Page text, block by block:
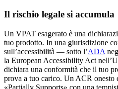
Il rischio legale si accumula
Un VPAT esagerato è una
tuo prodotto. In una giurisdizione
sull’accessibilità — sotto l’ADA
la European Accessibility Act
dichiara una conformità che il tuo
prova a tuo carico. Un ACR onesto
«Partially Supports» con una